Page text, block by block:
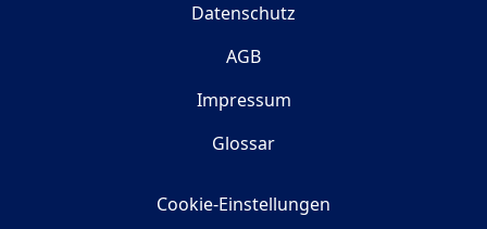
Datenschutz
AGB
Impressum
Glossar
Cookie-Einstellungen